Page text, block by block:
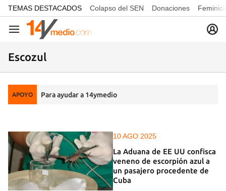
common.go-to-content
TEMAS DESTACADOS Colapso del SEN Donaciones
Navegación
Escozul
APOYO Para ayudar a 14ymedio
10 AGO 2025
La Aduana de EE UU confisca
veneno de escorpión azul a
un pasajero procedente de
Cuba